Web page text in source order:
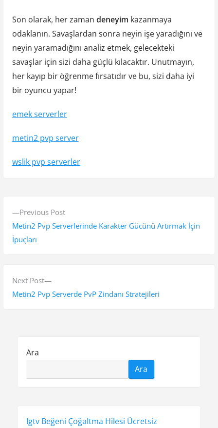
Son olarak, her zaman deneyim kazanmaya
odaklanın. Savaşlardan sonra neyin işe yaradığını ve
neyin yaramadığını analiz etmek, gelecekteki
savaşlar için sizi daha güçlü kılacaktır. Unutmayın,
her kayıp bir öğrenme fırsatıdır ve bu, sizi daha iyi
bir oyuncu yapar!
emek serverler
metin2 pvp server
wslik pvp serverler
Previous PostP
r
u
Metin2 Pvp Serverlerinde Karakter Gücünü Artırmak İçin
İpuçları
Next Post
N
e
Metin2 Pvp Serverde PvP Zindanı Stratejileri
Ara
Ara
Igtv Beğeni Çoğaltma Hilesi Ücretsiz